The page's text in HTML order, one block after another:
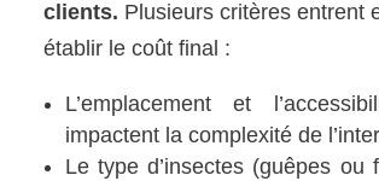
clients. Plusieurs critères entrent
établir le coût final :
L’emplacement et
impactent la complexité de
Le type d’insectes (guêpes ou